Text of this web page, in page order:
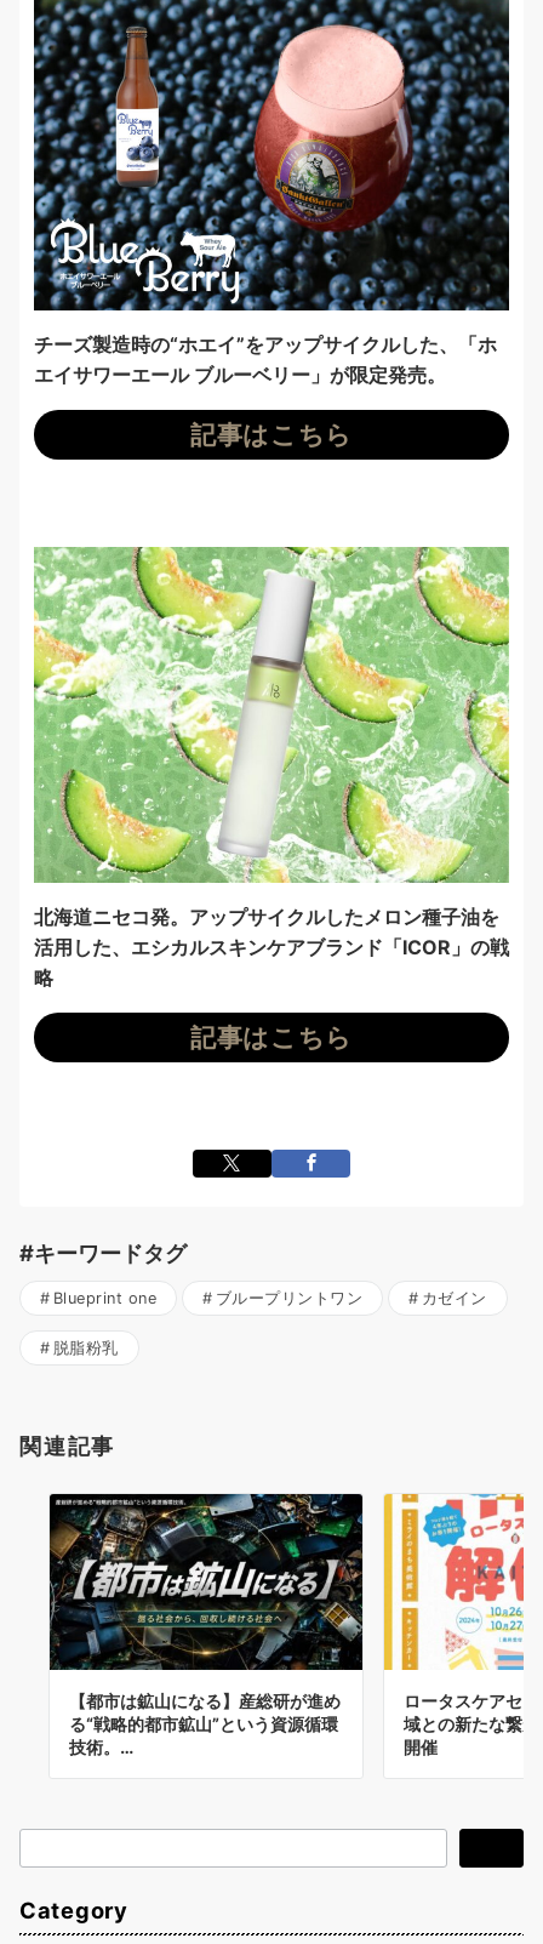
チーズ製造時の“ホエイ”をアップサイクルした、「ホ
エイサワーエール ブルーベリー」が限定発売。
記事はこちら
北海道ニセコ発。アップサイクルしたメロン種子油を
活用した、エシカルスキンケアブランド「ICOR」の戦
略
記事はこちら
#キーワードタグ
Blueprint one ブループリントワン カゼイン
脱脂粉乳
関連記事
【都市は鉱山になる】産総研が進め
る“戦略的都市鉱山”という資源循環
技術。…
ロータスケアセ
域との新たな繋
開催
索
Category